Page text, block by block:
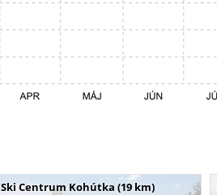
Ski Centrum Kohútka (19 km)